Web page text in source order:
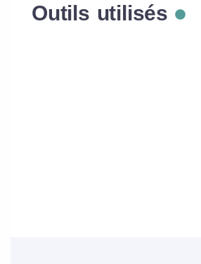
Outils utilisés